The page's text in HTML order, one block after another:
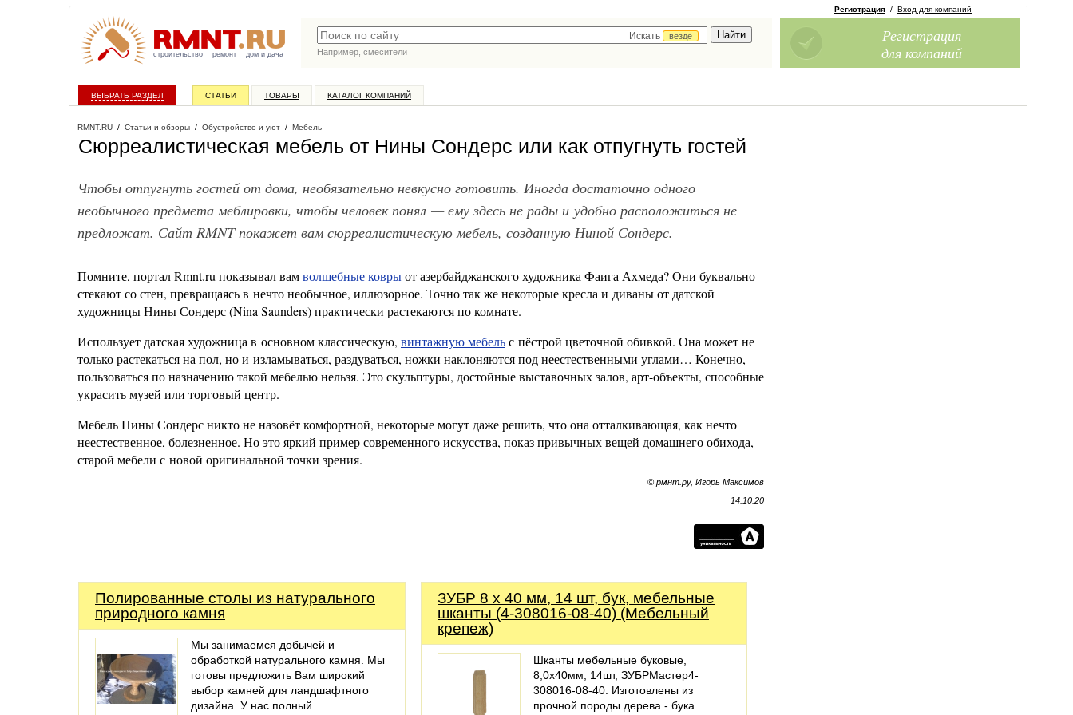
строительство ремонт дом и дача
Искать
везде
Например, смесители
Регистрация / Вход для компаний
Регистрация
для компаний
ВЫБРАТЬ РАЗДЕЛ СТАТЬИ ТОВАРЫ КАТАЛОГ КОМПАНИЙ
RMNT.RU / Статьи и обзоры / Обустройство и уют / Мебель
Сюрреалистическая мебель от Нины Сондерс или как отпугнуть гостей
Чтобы отпугнуть гостей от дома, необязательно невкусно готовить. Иногда достаточно одного
необычного предмета меблировки, чтобы человек понял — ему здесь не рады и удобно расположиться не
предложат. Сайт RMNT покажет вам сюрреалистическую мебель, созданную Ниной Сондерс.
Помните, портал Rmnt.ru показывал вамволшебные коврыот азербайджанского художника Фаига Ахмеда? Они буквально
стекают со стен, превращаясь в нечто необычное, иллюзорное. Точно так же некоторые кресла и диваны от датской
художницы Нины Сондерс (Nina Saunders) практически растекаются по комнате.
Использует датская художница в основном классическую, винтажную мебельс пёстрой цветочной обивкой. Она может не
только растекаться на пол, но и изламываться, раздуваться, ножки наклоняются под неестественными углами… Конечно,
пользоваться по назначению такой мебелью нельзя. Это скульптуры, достойные выставочных залов, арт-объекты, способные
украсить музей или торговый центр.
Мебель Нины Сондерс никто не назовёт комфортной, некоторые могут даже решить, что она отталкивающая, как нечто
неестественное, болезненное. Но это яркий пример современного искусства, показ привычных вещей домашнего обихода,
старой мебели с новой оригинальной точки зрения.
© рмнт.ру, Игорь Максимов
14.10.20
Полированные столы из натурального
природного камня
Мы занимаемся добычей и
обработкой натурального камня. Мы
готовы предложить Вам широкий
выбор камней для ландшафтного
дизайна. У нас полный
ЗУБР 8 x 40 мм, 14 шт, бук, мебельные
шканты (4-308016-08-40) (Мебельный
крепеж)
Шканты мебельные буковые,
8,0x40мм, 14шт, ЗУБРМастер4-
308016-08-40. Изготовлены из
прочной породы дерева - бука.